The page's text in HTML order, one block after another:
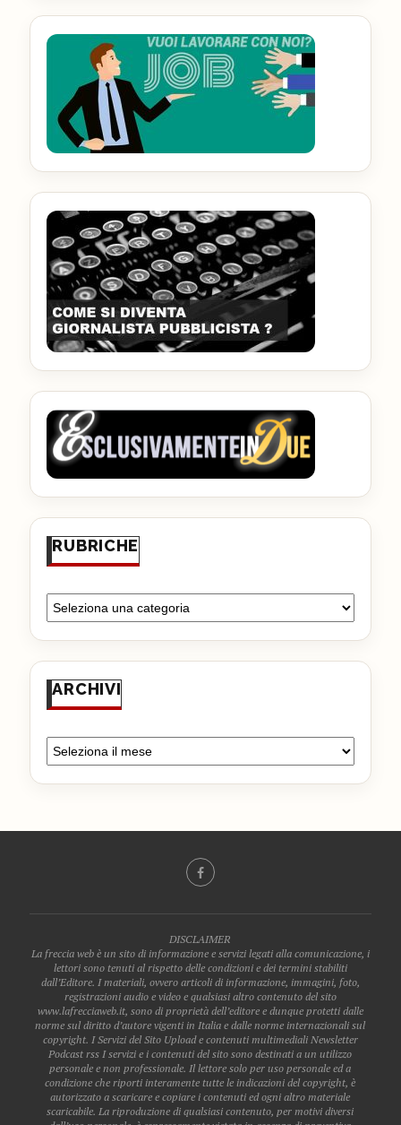
RUBRICHE
ARCHIVI
DISCLAIMER
La freccia web è un sito di informazione e servizi legati alla comunicazione, i
lettori sono tenuti al rispetto delle condizioni e dei termini stabiliti
dall’Editore. I materiali, ovvero articoli di informazione, immagini, foto,
registrazioni audio e video e qualsiasi altro contenuto del sito
www.lafrecciaweb.it, sono di proprietà dell’editore e dunque protetti dalle
norme sul diritto d’autore vigenti in Italia e dalle norme internazionali sul
copyright. I Servizi del Sito Upload e contenuti multimediali Newsletter
Podcast rss I servizi e i contenuti del sito sono destinati a un utilizzo
personale e non professionale. Il lettore solo per uso personale ed a
condizione che riporti interamente tutte le indicazioni del copyright, è
autorizzato a scaricare e copiare i contenuti ed ogni altro materiale
scaricabile. La riproduzione di qualsiasi contenuto, per motivi diversi